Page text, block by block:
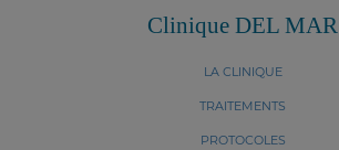
Clinique DEL MAR
LA CLINIQUE
TRAITEMENTS
PROTOCOLES